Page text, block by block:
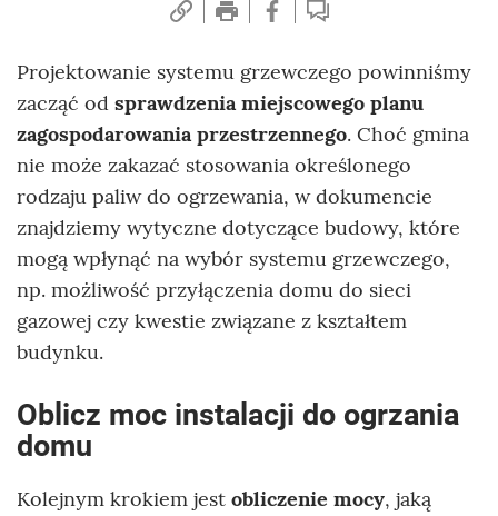
Projektowanie systemu grzewczego powinniśmy
zacząć od sprawdzenia miejscowego planu
zagospodarowania przestrzennego. Choć gmina
nie może zakazać stosowania określonego
rodzaju paliw do ogrzewania, w dokumencie
znajdziemy wytyczne dotyczące budowy, które
mogą wpłynąć na wybór systemu grzewczego,
np. możliwość przyłączenia domu do sieci
gazowej czy kwestie związane z kształtem
budynku.
Oblicz moc instalacji do ogrzania
domu
Kolejnym krokiem jest obliczenie mocy, jaką